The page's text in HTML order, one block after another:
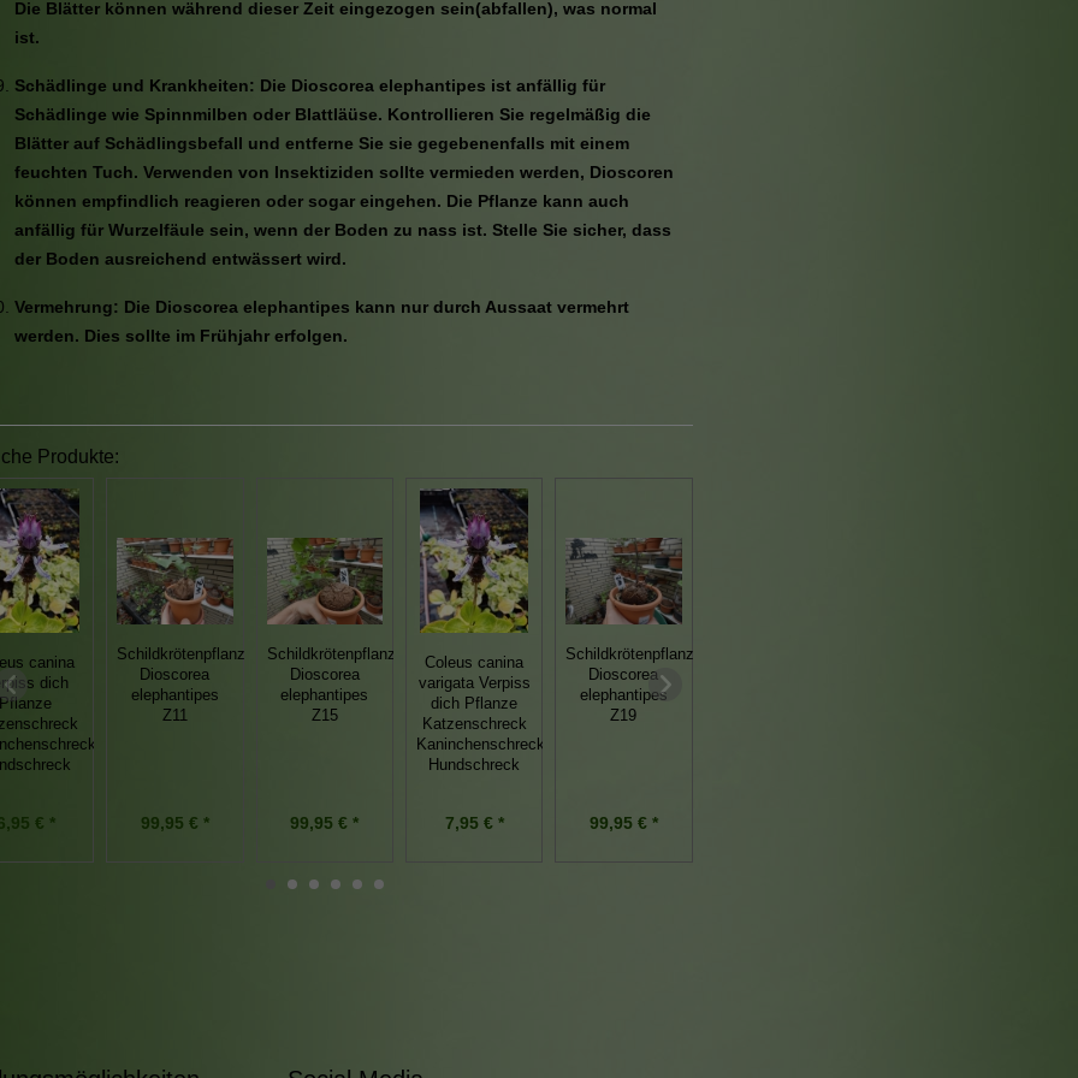
Die Blätter können während dieser Zeit eingezogen sein(abfallen), was normal
ist.
Schädlinge und Krankheiten: Die Dioscorea elephantipes ist anfällig für
Schädlinge wie Spinnmilben oder Blattläüse. Kontrollieren Sie regelmäßig die
Blätter auf Schädlingsbefall und entferne Sie sie gegebenenfalls mit einem
feuchten Tuch. Verwenden von Insektiziden sollte vermieden werden, Dioscoren
können empfindlich reagieren oder sogar eingehen. Die Pflanze kann auch
anfällig für Wurzelfäule sein, wenn der Boden zu nass ist. Stelle Sie sicher, dass
der Boden ausreichend entwässert wird.
Vermehrung: Die Dioscorea elephantipes kann nur durch Aussaat vermehrt
werden. Dies sollte im Frühjahr erfolgen.
Produkte:
canina
dich
Pflanze
€ *
Schildkrötenpflanze
Dioscorea
elephantipes
Z11
99,95 € *
Schildkrötenpflanze
Dioscorea
elephantipes
Z15
99,95 € *
Coleus canina
varigata Verpiss
dich Pflanze
Katzenschreck
Kaninchenschreck
Hundschreck
7,95 € *
Schildkrötenpflanze
Dioscorea
elephantipes
Z19
99,95 € *